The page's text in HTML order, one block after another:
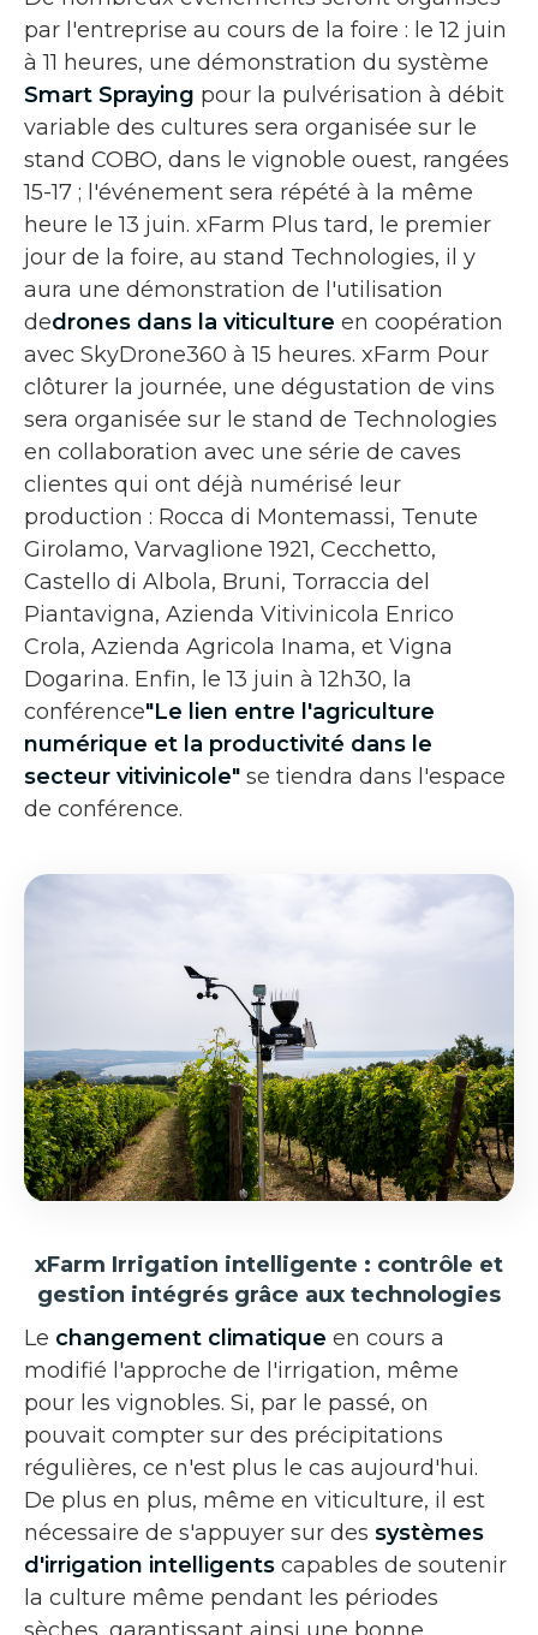
par l'entreprise au cours de la foire : le 12 juin
à 11 heures, une démonstration du système
Smart Spraying pour la pulvérisation à débit
variable des cultures sera organisée sur le
stand COBO, dans le vignoble ouest, rangées
15-17 ; l'événement sera répété à la même
heure le 13 juin. xFarm Plus tard, le premier
jour de la foire, au stand Technologies, il y
aura une démonstration de l'utilisation
dedrones dans la viticulture en coopération
avec SkyDrone360 à 15 heures. xFarm Pour
clôturer la journée, une dégustation de vins
sera organisée sur le stand de Technologies
en collaboration avec une série de caves
clientes qui ont déjà numérisé leur
production : Rocca di Montemassi, Tenute
Girolamo, Varvaglione 1921, Cecchetto,
Castello di Albola, Bruni, Torraccia del
Piantavigna, Azienda Vitivinicola Enrico
Crola, Azienda Agricola Inama, et Vigna
Dogarina. Enfin, le 13 juin à 12h30, la
conférence"Le lien entre l'agriculture
numérique et la productivité dans le
secteur vitivinicole" se tiendra dans l'espace
de conférence.
xFarm Irrigation intelligente : contrôle et
gestion intégrés grâce aux technologies
Le changement climatique en cours a
modifié l'approche de l'irrigation, même
pour les vignobles. Si, par le passé, on
pouvait compter sur des précipitations
régulières, ce n'est plus le cas aujourd'hui.
De plus en plus, même en viticulture, il est
nécessaire de s'appuyer sur des systèmes
d'irrigation intelligents capables de soutenir
la culture même pendant les périodes